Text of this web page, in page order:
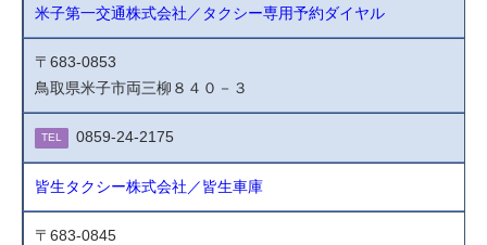
米子第一交通株式会社／タクシー専用予約ダイヤル
〒683-0853
鳥取県米子市両三柳８４０－３
TEL 0859-24-2175
皆生タクシー株式会社／皆生車庫
〒683-0845